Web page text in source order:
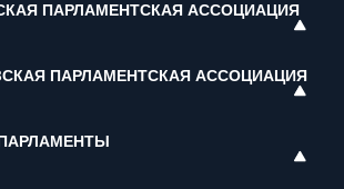
ПАРЛАМЕНТСКАЯ АССОЦИАЦИЯ
ПАРЛАМЕНТСКАЯ АССОЦИАЦИЯ